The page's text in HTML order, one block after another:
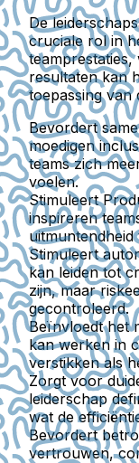
De
cruciale rol in
teamprestaties,
resultaten kan
toepassing van
Bevordert
moedigen
teams zich
voelen.
Stimuleert
inspireren
Stimuleert
kan leiden tot
zijn, maar
gecontroleerd.
Beïnvloedt het
kan werken in
verstikken als
Zorgt voor
leiderschap
wat de
Bevordert
vertrouwen,